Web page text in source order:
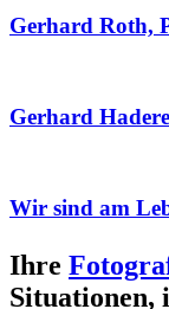
Gerhard Roth,
Gerhard
Wir sind am
Ihre
Situationen,